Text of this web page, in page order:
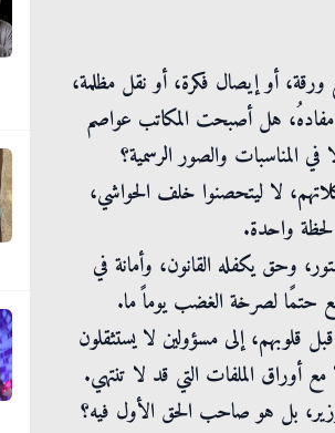
ورقة، أو إيصال فكرة، أو نقل مظلمة،
هل أصبحت المكاتب عواصم
المناسبات والصور الرسمية؟
لا ليتحصنوا خلف الحواشي،
واحدة.
وحق يكفله القانون، وأمانة في
حتمًا لصرخة الغضب يوماً ما.
قلوبهم، إلى مسؤولين لا يستثقلون
أوراق الملفات التي قد لا تنتهي.
بل هو صاحب الحق الأول فيه؟